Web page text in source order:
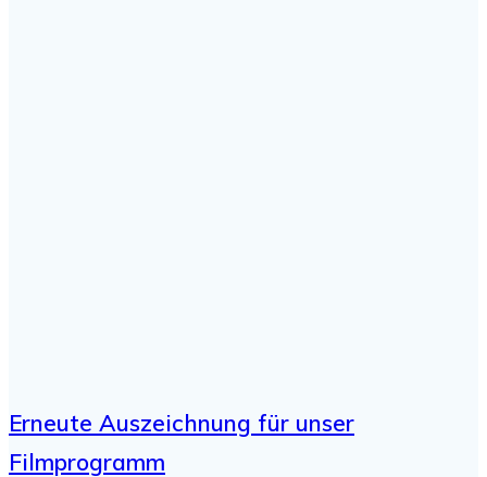
Erneute Auszeichnung für unser
Filmprogramm